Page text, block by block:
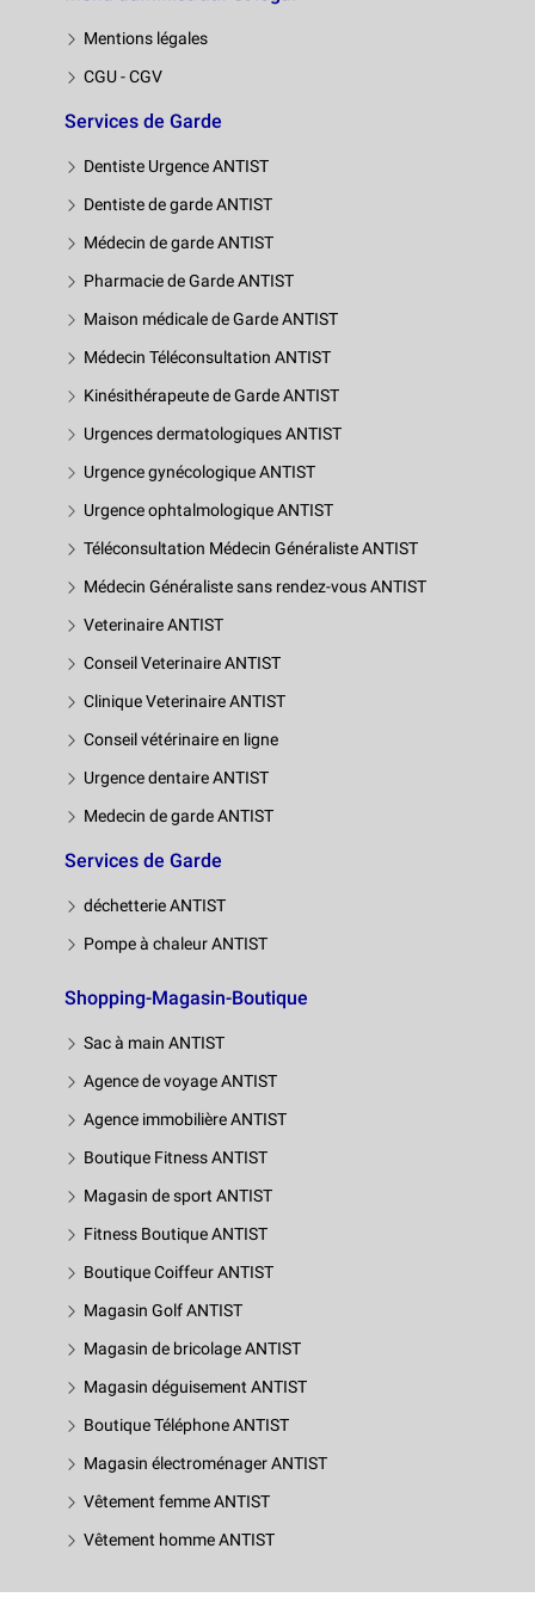
Mentions légales
CGU - CGV
Services de Garde
Dentiste Urgence ANTIST
Dentiste de garde ANTIST
Médecin de garde ANTIST
Pharmacie de Garde ANTIST
Maison médicale de Garde ANTIST
Médecin Téléconsultation ANTIST
Kinésithérapeute de Garde ANTIST
Urgences dermatologiques ANTIST
Urgence gynécologique ANTIST
Urgence ophtalmologique ANTIST
Téléconsultation Médecin Généraliste ANTIST
Médecin Généraliste sans rendez-vous ANTIST
Veterinaire ANTIST
Conseil Veterinaire ANTIST
Clinique Veterinaire ANTIST
Conseil vétérinaire en ligne
Urgence dentaire ANTIST
Medecin de garde ANTIST
Services de Garde
déchetterie ANTIST
Pompe à chaleur ANTIST
Shopping-Magasin-Boutique
Sac à main ANTIST
Agence de voyage ANTIST
Agence immobilière ANTIST
Boutique Fitness ANTIST
Magasin de sport ANTIST
Fitness Boutique ANTIST
Boutique Coiffeur ANTIST
Magasin Golf ANTIST
Magasin de bricolage ANTIST
Magasin déguisement ANTIST
Boutique Téléphone ANTIST
Magasin électroménager ANTIST
Vêtement femme ANTIST
Vêtement homme ANTIST